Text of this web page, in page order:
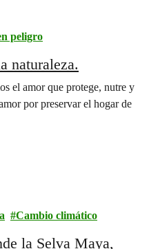
peligro
naturaleza.
el amor que protege, nutre y
por preservar el hogar de
Cambio climático
la Selva Maya,